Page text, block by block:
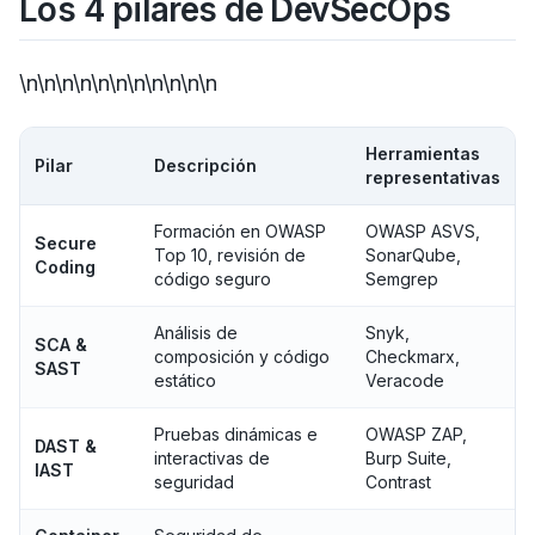
Los 4 pilares de DevSecOps
\n\n\n\n\n\n\n\n\n\n\n
Pilar Descripción
Herramientas
representativas
Secure
Coding
Formación en OWASP
Top 10, revisión de
código seguro
OWASP ASVS,
SonarQube,
Semgrep
SCA &
SAST
Análisis de
composición y código
estático
Snyk,
Checkmarx,
Veracode
DAST &
IAST
Pruebas dinámicas e
interactivas de
seguridad
OWASP ZAP,
Burp Suite,
Contrast